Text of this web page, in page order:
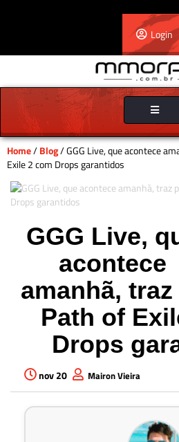
Login
Toggle
Home/Blog/ GGG Live, que acontece
Exile 2 com Drops garantidos
GGG Live,
acontece
amanhã,
Path of
Drops
nov 20 Mairon Vieira